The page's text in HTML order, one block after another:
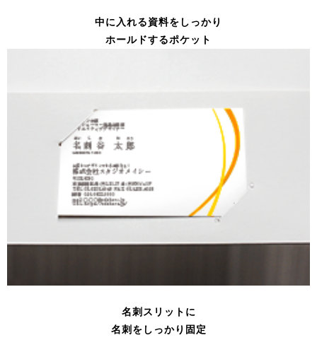
中に入れる資料をしっかり
ホールドするポケット
名刺スリットに
名刺をしっかり固定